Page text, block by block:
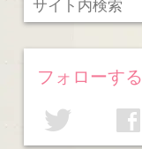
フォローする
twitter facebook